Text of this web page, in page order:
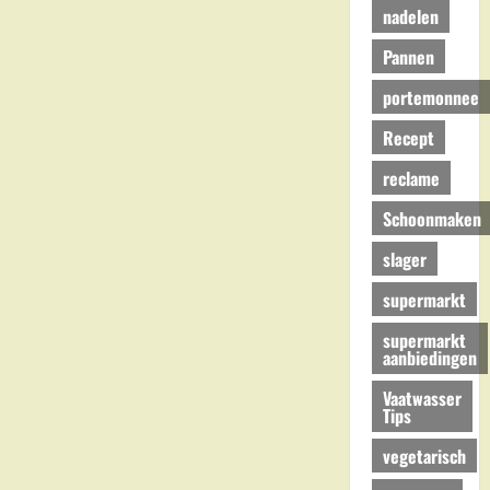
nadelen
Pannen
portemonnee
Recept
reclame
Schoonmaken
slager
supermarkt
supermarkt
aanbiedingen
Vaatwasser
Tips
vegetarisch